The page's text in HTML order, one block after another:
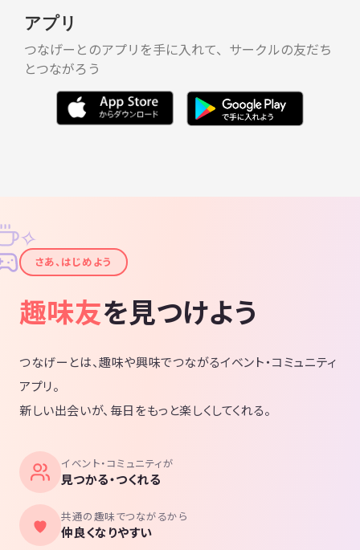
アプリ
つなげーとのアプリを手に入れて、サークルの友だち
とつながろう
✦
✧
さあ、はじめよう
趣味友を見つけよう
つなげーとは、趣味や興味でつながるイベント・コミュニティ
アプリ。
新しい出会いが、毎日をもっと楽しくしてくれる。
イベント・コミュニティが
見つかる・つくれる
共通の趣味でつながるから
仲良くなりやすい